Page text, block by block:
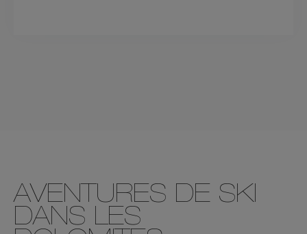
AVENTURES DE SKI
DANS LES